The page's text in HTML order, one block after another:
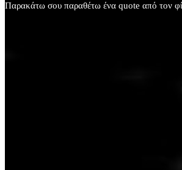
Παρακάτω σου παραθέτω ένα quote από τον